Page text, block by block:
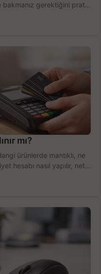
bakmanız gerektiğini pratik
mı?
ürünlerde mantıklı, ne
hesabı nasıl yapılır, net